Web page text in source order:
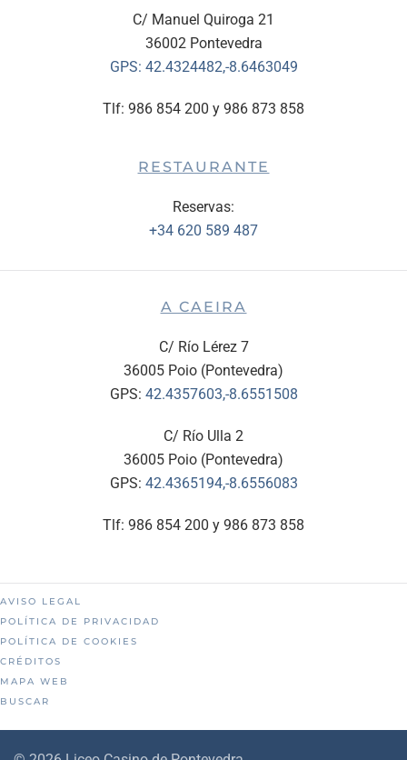
C/ Manuel Quiroga 21
36002 Pontevedra
GPS: 42.4324482,-8.6463049
Tlf: 986 854 200 y 986 873 858
RESTAURANTE
Reservas:
+34 620 589 487
A CAEIRA
C/ Río Lérez 7
36005 Poio (Pontevedra)
GPS: 42.4357603,-8.6551508
C/ Río Ulla 2
36005 Poio (Pontevedra)
GPS: 42.4365194,-8.6556083
Tlf: 986 854 200 y 986 873 858
AVISO LEGAL
POLÍTICA DE PRIVACIDAD
POLÍTICA DE COOKIES
CRÉDITOS
MAPA WEB
BUSCAR